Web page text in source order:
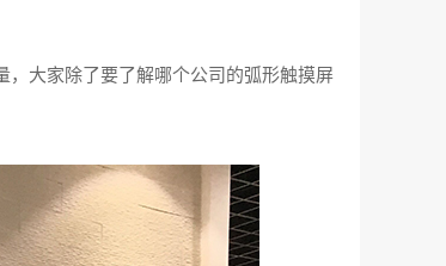
大家除了要了解哪个公司的弧形触摸屏